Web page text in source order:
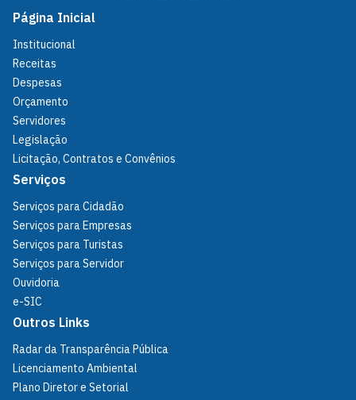
Página Inicial
Institucional
Receitas
Despesas
Orçamento
Servidores
Legislação
Licitação, Contratos e Convênios
Serviços
Serviços para Cidadão
Serviços para Empresas
Serviços para Turistas
Serviços para Servidor
Ouvidoria
e-SIC
Outros Links
Radar da Transparência Pública
Licenciamento Ambiental
Plano Diretor e Setorial